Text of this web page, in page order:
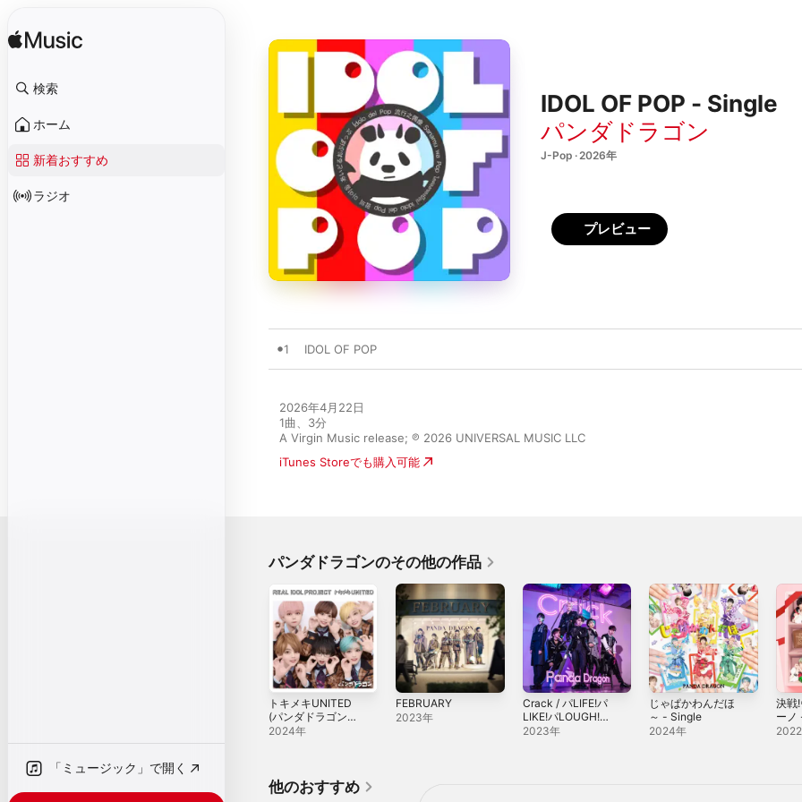
検索
ホーム
新着おすすめ
ラジオ
「ミュージック」で開く
IDOL OF POP - Single
パンダドラゴン
J-Pop · 2026年
プレビュー
1 IDOL OF POP
2026年4月22日
1曲、3分
A Virgin Music release; ℗ 2026 UNIVERSAL MUSIC LLC
iTunes Storeでも購入可能
パンダドラゴンのその他の作品
トキメキUNITED
(パンダドラゴン
ver.) - Single
2024年
FEBRUARY
2023年
Crack / パLIFE!パ
LIKE!パLOUGH!パ
LOVE! - EP
2023年
じゃぱかわんだほ
～ - Single
2024年
決戦
ーノ
他のおすすめ